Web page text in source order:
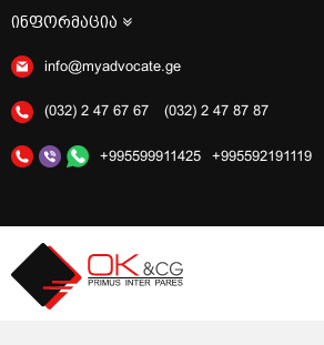
ინფორმაცია
info@myadvocate.ge
(032) 2 47 67 67 (032) 2 47 87 87
+995599911425 +995592191119